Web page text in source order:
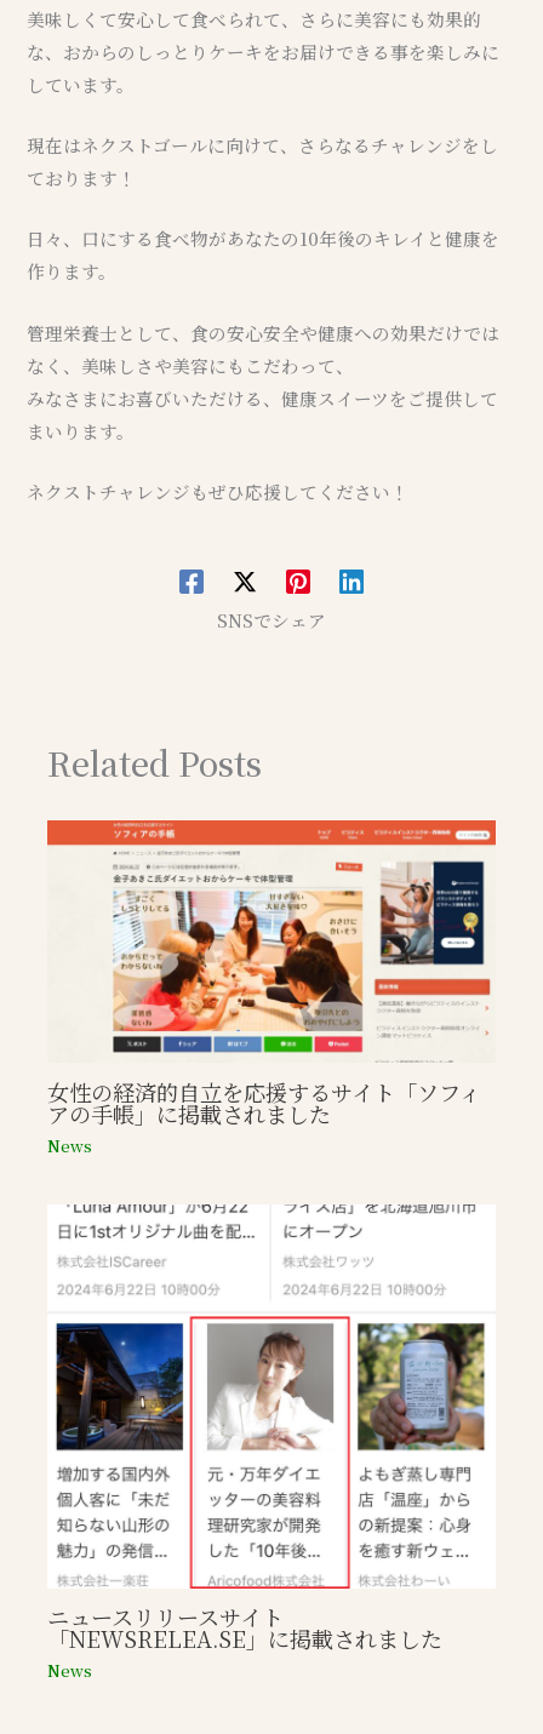
美味しくて安心して食べられて、さらに美容にも効果的
な、おからのしっとりケーキをお届けできる事を楽しみに
しています。
現在はネクストゴールに向けて、さらなるチャレンジをし
ております！
日々、口にする食べ物があなたの10年後のキレイと健康を
作ります。
管理栄養士として、食の安心安全や健康への効果だけでは
なく、美味しさや美容にもこだわって、
みなさまにお喜びいただける、健康スイーツをご提供して
まいります。
ネクストチャレンジもぜひ応援してください！
SNSでシェア
Related Posts
女性の経済的自立を応援するサイト「ソフィ
アの手帳」に掲載されました
News
ニュースリリースサイト
「NEWSRELEA.SE」に掲載されました
News